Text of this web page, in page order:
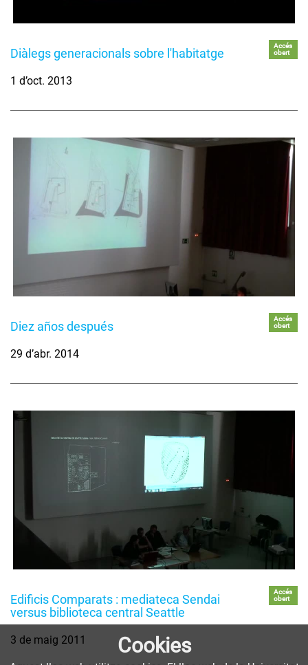
Diàlegs generacionals sobre l'habitatge
Accés
obert
1 d’oct. 2013
Diez años después
Accés
obert
29 d’abr. 2014
Edificis Comparats : mediateca Sendai
versus biblioteca central Seattle
Accés
obert
3 de maig 2011 Cookies